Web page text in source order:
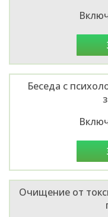
Беседа с
Очищение от